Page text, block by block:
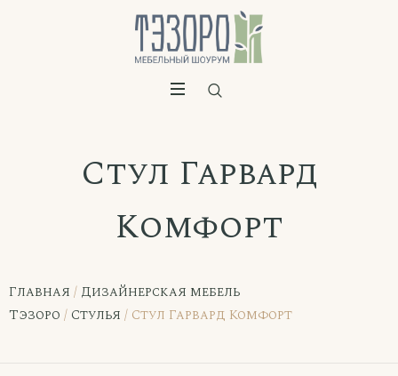
Стул Гарвард
Комфорт
Главная / Дизайнерская мебель
Тэзоро / Стулья / Стул Гарвард Комфорт